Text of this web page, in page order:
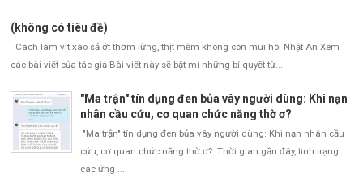
(không có tiêu đề)
Cách làm vịt xào sả ớt thơm lừng, thịt mềm không còn mùi hôi Nhật An Xem
các bài viết của tác giả Bài viết này sẽ bật mí những bí quyết từ...
"Ma trận" tín dụng đen bủa vây người dùng: Khi nạn
nhân cầu cứu, cơ quan chức năng thờ ơ?
"Ma trận" tín dụng đen bủa vây người dùng: Khi nạn nhân cầu
cứu, cơ quan chức năng thờ ơ? Thời gian gần đây, tình trạng
các ứng ...